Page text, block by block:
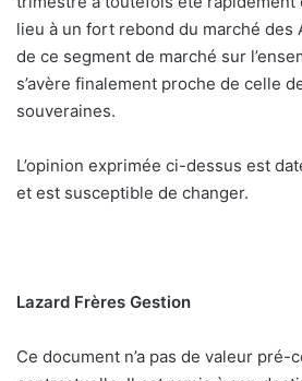
lieu à un fort rebond du marché des
de ce segment de marché sur
s’avère finalement proche de celle
souveraines.
L’opinion exprimée ci-dessus est
et est susceptible de changer.
Lazard Frères Gestion
Ce document n’a pas de valeur pré-